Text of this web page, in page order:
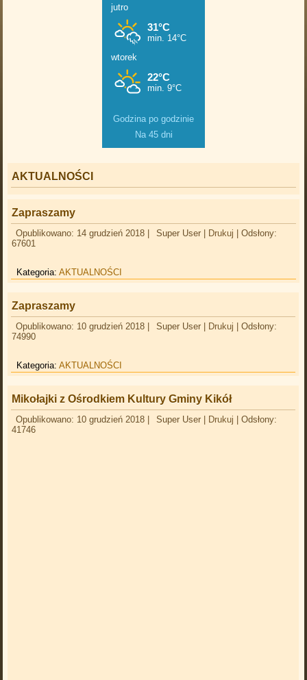
Godzina po godzinie
Na 45 dni
AKTUALNOŚCI
Zapraszamy
Opublikowano: 14 grudzień 2018 Super User Drukuj |Odsłony:
67601
Kategoria:AKTUALNOŚCI
Zapraszamy
Opublikowano: 10 grudzień 2018 Super User Drukuj |Odsłony:
74990
Kategoria:AKTUALNOŚCI
Mikołajki z Ośrodkiem Kultury Gminy Kikół
Opublikowano: 10 grudzień 2018 Super User Drukuj |Odsłony:
41746